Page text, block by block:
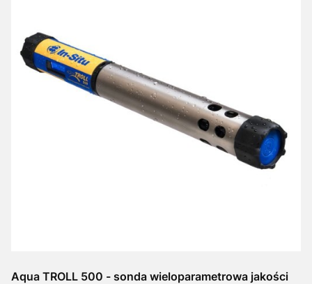
Aqua TROLL 500 - sonda wieloparametrowa jakości